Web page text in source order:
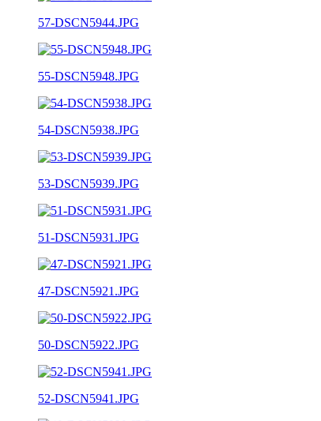
57-DSCN5944.JPG
55-DSCN5948.JPG
54-DSCN5938.JPG
53-DSCN5939.JPG
51-DSCN5931.JPG
47-DSCN5921.JPG
50-DSCN5922.JPG
52-DSCN5941.JPG